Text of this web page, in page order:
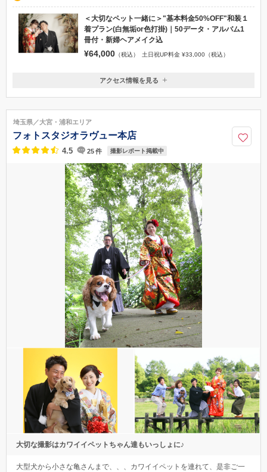
＜大切なペット一緒に＞"基本料金50%OFF"和装１
着プラン(白無垢or色打掛)｜50データ・アルバム1
冊付・新婦ヘアメイク込
¥64,000 （税込） 土日祝UP料金 ¥33,000（税込）
埼玉県さいたま市大宮区桜木町2-3（大宮マルイ 7F）
0120-945-906
アクセス情報を見る
埼玉県／大宮・浦和エリア
フォトスタジオラヴュー本店
4.5 25件 撮影レポート掲載中
大切な撮影はカワイイペットちゃん達もいっしょに♪
大型犬から小さな亀さんまで、、、カワイイペットを連れて、是非ご一